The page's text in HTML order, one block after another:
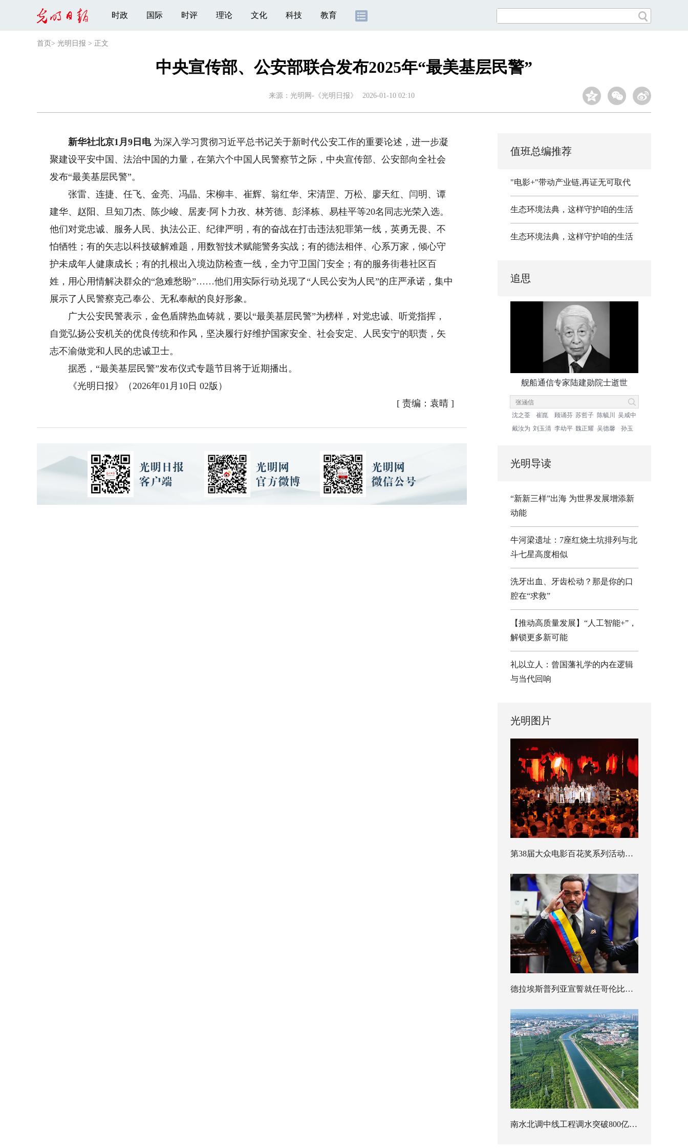
时政 国际 时评 理论 文化 科技 教育
首页 > 光明日报 > 正文
中央宣传部、公安部联合发布2025年“最美基层民警”
来源： 光明网-《光明日报》 2026-01-10 02:10
新华社北京1月9日电 为深入学习贯彻习近平总书记关于新时代公安工作的重要论述，进一步凝
聚建设平安中国、法治中国的力量，在第六个中国人民警察节之际，中央宣传部、公安部向全社会
发布“最美基层民警”。
张雷、连捷、任飞、金亮、冯晶、宋柳丰、崔辉、翁红华、宋清罡、万松、廖天红、闫明、谭
建华、赵阳、旦知刀杰、陈少峻、居麦·阿卜力孜、林芳德、彭泽栋、易桂平等20名同志光荣入选。
他们对党忠诚、服务人民、执法公正、纪律严明，有的奋战在打击违法犯罪第一线，英勇无畏、不
怕牺牲；有的矢志以科技破解难题，用数智技术赋能警务实战；有的德法相伴、心系万家，倾心守
护未成年人健康成长；有的扎根出入境边防检查一线，全力守卫国门安全；有的服务街巷社区百
姓，用心用情解决群众的“急难愁盼”……他们用实际行动兑现了“人民公安为人民”的庄严承诺，集中
展示了人民警察克己奉公、无私奉献的良好形象。
广大公安民警表示，金色盾牌热血铸就，要以“最美基层民警”为榜样，对党忠诚、听党指挥，
自觉弘扬公安机关的优良传统和作风，坚决履行好维护国家安全、社会安定、人民安宁的职责，矢
志不渝做党和人民的忠诚卫士。
据悉，“最美基层民警”发布仪式专题节目将于近期播出。
《光明日报》（2026年01月10日 02版）
[ 责编：袁晴]
值班总编推荐
"电影+"带动产业链,再证无可取代
生态环境法典，这样守护咱的生活
生态环境法典，这样守护咱的生活
追思
舰船通信专家陆建勋院士逝世
沈之荃 崔崑 顾诵芬 苏哲子 陈毓川
吴咸中
戴汝为 刘玉清 李幼平 魏正耀 吴德馨 孙玉
光明导读
“新新三样”出海 为世界发展增添新
动能
牛河梁遗址：7座红烧土坑排列与北
斗七星高度相似
洗牙出血、牙齿松动？那是你的口
腔在“求救”
【推动高质量发展】“人工智能+”，
解锁更多新可能
礼以立人：曾国藩礼学的内在逻辑
与当代回响
光明图片
第38届大众电影百花奖系列活动开幕
德拉埃斯普列亚宣誓就任哥伦比亚总统
南水北调中线工程调水突破800亿立方米